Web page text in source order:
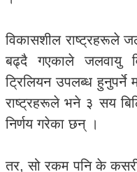
विकासशील राष्ट्रहरूले
बढ्दै गएकाले जलवायु
ट्रिलियन उपलब्ध हुनुपर्ने
राष्ट्रहरूले भने ३ सय
निर्णय गरेका छन् ।
तर, सो रकम पनि के